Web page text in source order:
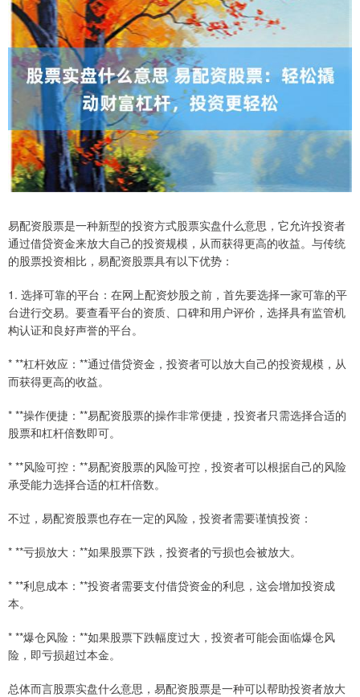
易配资股票是一种新型的投资方式股票实盘什么意思，它允许投资者
通过借贷资金来放大自己的投资规模，从而获得更高的收益。与传统
的股票投资相比，易配资股票具有以下优势：
1. 选择可靠的平台：在网上配资炒股之前，首先要选择一家可靠的平
台进行交易。要查看平台的资质、口碑和用户评价，选择具有监管机
构认证和良好声誉的平台。
* **杠杆效应：**通过借贷资金，投资者可以放大自己的投资规模，从
而获得更高的收益。
* **操作便捷：**易配资股票的操作非常便捷，投资者只需选择合适的
股票和杠杆倍数即可。
* **风险可控：**易配资股票的风险可控，投资者可以根据自己的风险
承受能力选择合适的杠杆倍数。
不过，易配资股票也存在一定的风险，投资者需要谨慎投资：
* **亏损放大：**如果股票下跌，投资者的亏损也会被放大。
* **利息成本：**投资者需要支付借贷资金的利息，这会增加投资成
本。
* **爆仓风险：**如果股票下跌幅度过大，投资者可能会面临爆仓风
险，即亏损超过本金。
总体而言股票实盘什么意思，易配资股票是一种可以帮助投资者放大